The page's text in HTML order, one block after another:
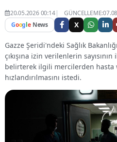
20.05.2026 00:14
Google News X
Gazze Şeridi'ndeki Sağlık
çıkışına izin verilenlerin sayısının
belirterek ilgili mercilerden hasta
hızlandırılmasını istedi.